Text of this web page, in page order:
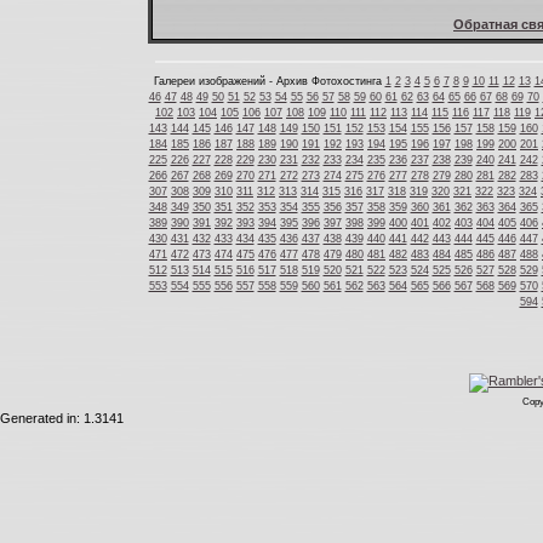
Обратная
Галереи изображений - Архив Фотохостинга 1 2 3 4 5 6 7 8 9 10 11 12 13
46 47 48 49 50 51 52 53 54 55 56 57 58 59 60 61 62 63 64 65 66 67 68 69 70
102 103 104 105 106 107 108 109 110 111 112 113 114 115 116 117 118 119
143 144 145 146 147 148 149 150 151 152 153 154 155 156 157 158 159 160
184 185 186 187 188 189 190 191 192 193 194 195 196 197 198 199 200 201
225 226 227 228 229 230 231 232 233 234 235 236 237 238 239 240 241 242
266 267 268 269 270 271 272 273 274 275 276 277 278 279 280 281 282 283
307 308 309 310 311 312 313 314 315 316 317 318 319 320 321 322 323 324
348 349 350 351 352 353 354 355 356 357 358 359 360 361 362 363 364 365
389 390 391 392 393 394 395 396 397 398 399 400 401 402 403 404 405 406
430 431 432 433 434 435 436 437 438 439 440 441 442 443 444 445 446 447
471 472 473 474 475 476 477 478 479 480 481 482 483 484 485 486 487 488
512 513 514 515 516 517 518 519 520 521 522 523 524 525 526 527 528 529
553 554 555 556 557 558 559 560 561 562 563 564 565 566 567 568 569 570
594
Generated in: 1.3141